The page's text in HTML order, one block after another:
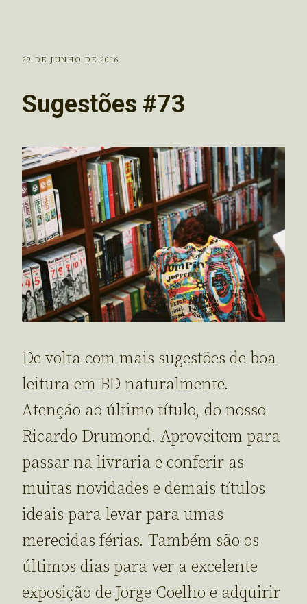
29 DE JUNHO DE 2016
Sugestões #73
De volta com mais sugestões de boa
leitura em BD naturalmente.
Atenção ao último título, do nosso
Ricardo Drumond. Aproveitem para
passar na livraria e conferir as
muitas novidades e demais títulos
ideais para levar para umas
merecidas férias. Também são os
últimos dias para ver a excelente
exposição de Jorge Coelho e adquirir